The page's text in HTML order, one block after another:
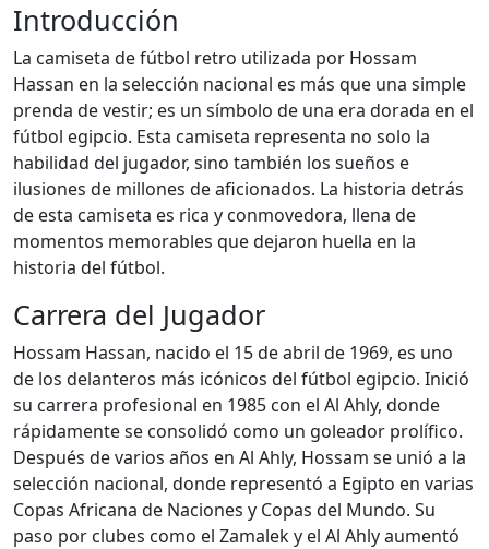
Introducción
La camiseta de fútbol retro utilizada por Hossam
Hassan en la selección nacional es más que una simple
prenda de vestir; es un símbolo de una era dorada en el
fútbol egipcio. Esta camiseta representa no solo la
habilidad del jugador, sino también los sueños e
ilusiones de millones de aficionados. La historia detrás
de esta camiseta es rica y conmovedora, llena de
momentos memorables que dejaron huella en la
historia del fútbol.
Carrera del Jugador
Hossam Hassan, nacido el 15 de abril de 1969, es uno
de los delanteros más icónicos del fútbol egipcio. Inició
su carrera profesional en 1985 con el Al Ahly, donde
rápidamente se consolidó como un goleador prolífico.
Después de varios años en Al Ahly, Hossam se unió a la
selección nacional, donde representó a Egipto en varias
Copas Africana de Naciones y Copas del Mundo. Su
paso por clubes como el Zamalek y el Al Ahly aumentó